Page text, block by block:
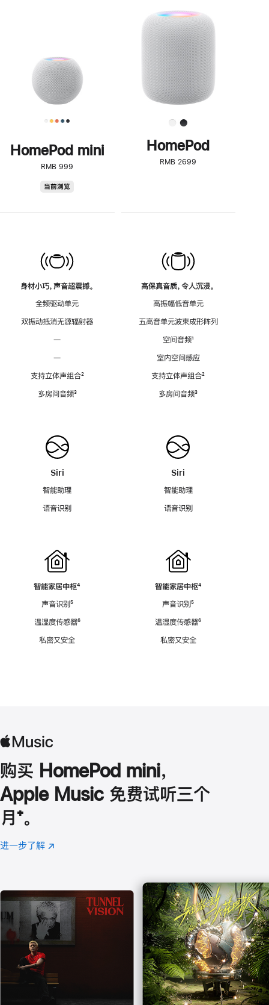
HomePod mini
RMB 999
当前浏览
身材小巧，声音超震撼。
全频驱动单元
双振动抵消无源辐射器
—
—
支持立体声组合脚
²
多房间音频脚
³
Siri
智能助理
语音识别
智能家居中枢脚
⁴
声音识别脚
⁵
温湿度传感器脚
⁶
私密又安全
步
了
解
HomePod<
HomePod
RMB 2699
高保真音质，令人沉浸。
高振幅低音单元
五高音单元波束成形阵列
空间音频脚
¹
室内空间感应
支持立体声组合脚
²
多房间音频脚
³
Siri
智能助理
语音识别
智能家居中枢脚
⁴
声音识别脚
⁵
温湿度传感器脚
⁶
私密又安全
购买 HomePod mini，
Apple Music 免费试听三个
月 脚
注
⁺。
进一步了解 Apple
(在
口
中
打
开)